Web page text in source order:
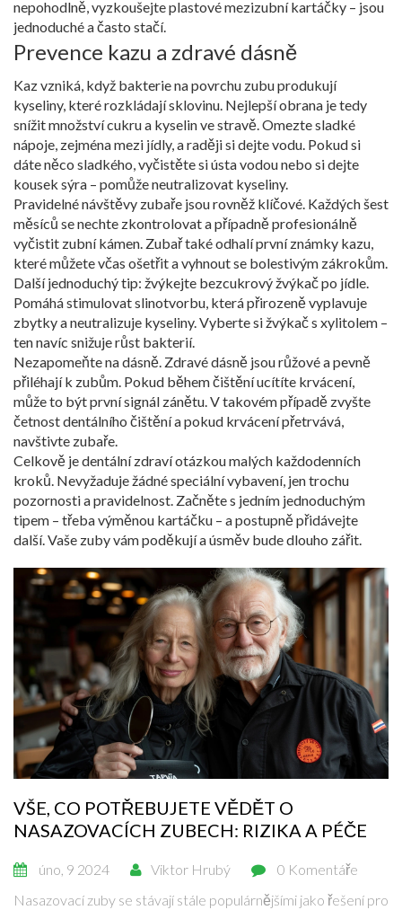
nepohodlně, vyzkoušejte plastové mezizubní kartáčky – jsou
jednoduché a často stačí.
Prevence kazu a zdravé dásně
Kaz vzniká, když bakterie na povrchu zubu produkují
kyseliny, které rozkládají sklovinu. Nejlepší obrana je tedy
snížit množství cukru a kyselin ve stravě. Omezte sladké
nápoje, zejména mezi jídly, a raději si dejte vodu. Pokud si
dáte něco sladkého, vyčistěte si ústa vodou nebo si dejte
kousek sýra – pomůže neutralizovat kyseliny.
Pravidelné návštěvy zubaře jsou rovněž klíčové. Každých šest
měsíců se nechte zkontrolovat a případně profesionálně
vyčistit zubní kámen. Zubař také odhalí první známky kazu,
které můžete včas ošetřit a vyhnout se bolestivým zákrokům.
Další jednoduchý tip: žvýkejte bezcukrový žvýkač po jídle.
Pomáhá stimulovat slinotvorbu, která přirozeně vyplavuje
zbytky a neutralizuje kyseliny. Vyberte si žvýkač s xylitolem –
ten navíc snižuje růst bakterií.
Nezapomeňte na dásně. Zdravé dásně jsou růžové a pevně
přiléhají k zubům. Pokud během čištění ucítíte krvácení,
může to být první signál zánětu. V takovém případě zvyšte
četnost dentálního čištění a pokud krvácení přetrvává,
navštivte zubaře.
Celkově je dentální zdraví otázkou malých každodenních
kroků. Nevyžaduje žádné speciální vybavení, jen trochu
pozornosti a pravidelnost. Začněte s jedním jednoduchým
tipem – třeba výměnou kartáčku – a postupně přidávejte
další. Vaše zuby vám poděkují a úsměv bude dlouho zářit.
VŠE, CO POTŘEBUJETE VĚDĚT O
NASAZOVACÍCH ZUBECH: RIZIKA A PÉČE
úno, 9 2024 Viktor Hrubý
0 Komentáře
Nasazovací zuby se stávají stále populárnějšími jako řešení pro